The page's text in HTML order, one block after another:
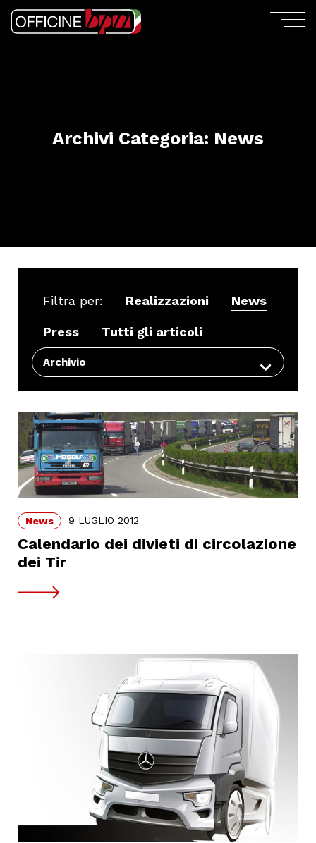
Archivi Categoria: News
Filtra per: Realizzazioni News
Press Tutti gli articoli
Archivio
News 9 LUGLIO 2012
Calendario dei divieti di circolazione
dei Tir